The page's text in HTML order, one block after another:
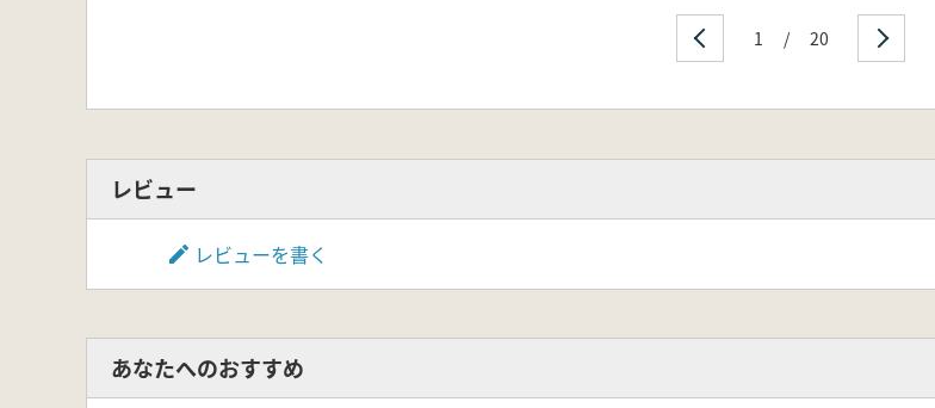
『南関東の弥生土器2』六一書房、2009年(共著)
1 / 20
レビュー
レビューを書く
あなたへのおすすめ